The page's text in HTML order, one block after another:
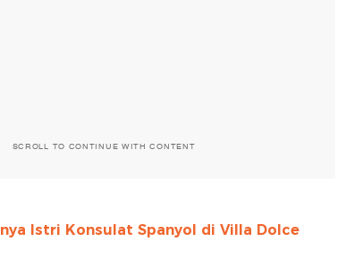
SCROLL TO CONTINUE WITH CONTENT
Istri Konsulat Spanyol di Villa Dolce